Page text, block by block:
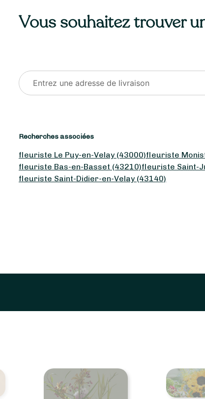
Vous souhaitez trouver
Recherches associées
fleuriste Le Puy-en-Velay (43000)fleuriste
fleuriste Bas-en-Basset (43210)fleuriste Saint-
fleuriste Saint-Didier-en-Velay (43140)